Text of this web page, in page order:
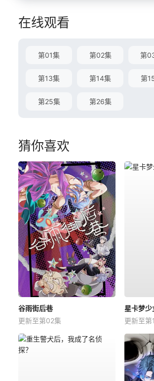
在线观看
第01集 第02集 第
第13集 第14集 第
第25集 第26集
猜你喜欢
谷雨街后巷
更新至第02集
星卡梦
更新至第